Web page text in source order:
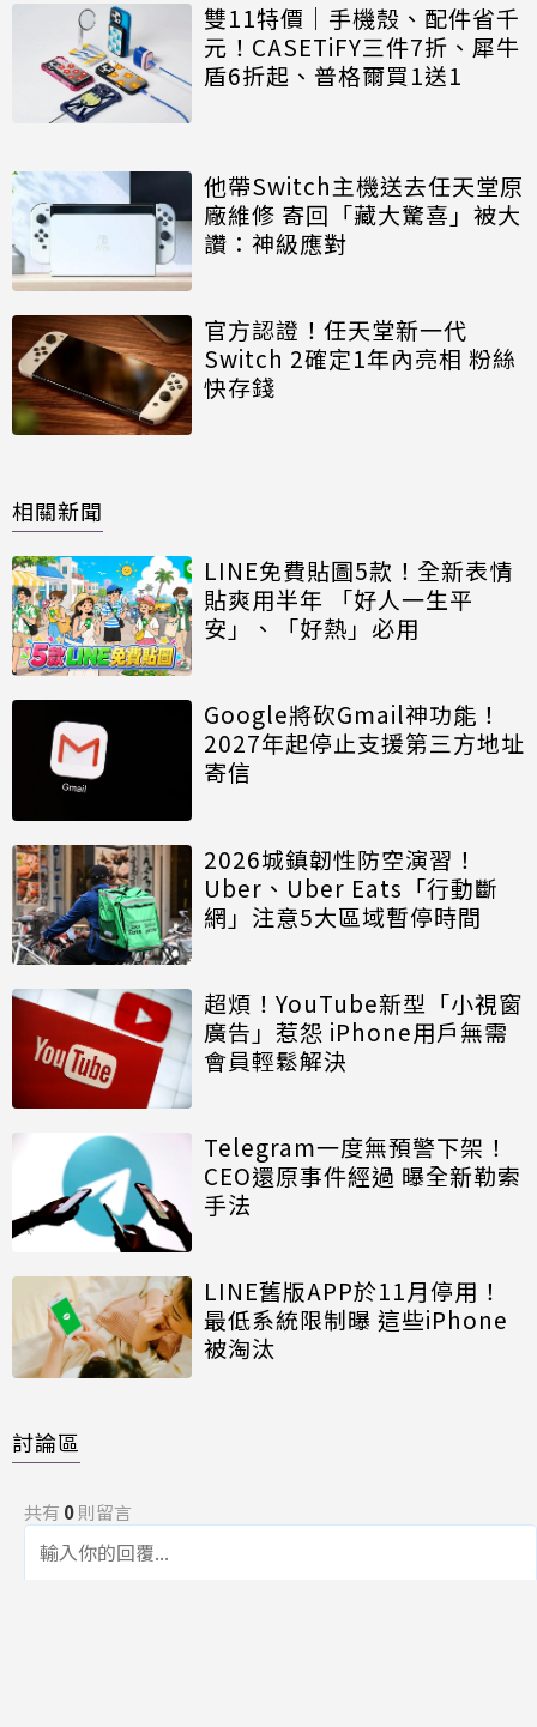
雙11特價｜手機殼、配件省千
元！CASETiFY三件7折、犀牛
盾6折起、普格爾買1送1
他帶Switch主機送去任天堂原
廠維修 寄回「藏大驚喜」被大
讚：神級應對
官方認證！任天堂新一代
Switch 2確定1年內亮相 粉絲
快存錢
相關新聞
LINE免費貼圖5款！全新表情
貼爽用半年 「好人一生平
安」、「好熱」必用
Google將砍Gmail神功能！
2027年起停止支援第三方地址
寄信
2026城鎮韌性防空演習！
Uber、Uber Eats「行動斷
網」注意5大區域暫停時間
超煩！YouTube新型「小視窗
廣告」惹怨 iPhone用戶無需
會員輕鬆解決
Telegram一度無預警下架！
CEO還原事件經過 曝全新勒索
手法
LINE舊版APP於11月停用！
最低系統限制曝 這些iPhone
被淘汰
討論區
共有 0則留言